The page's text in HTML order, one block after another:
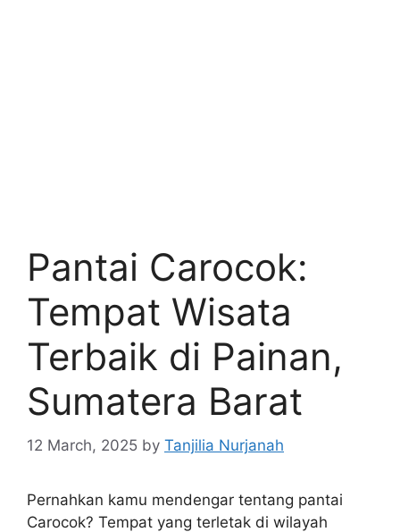
Pantai Carocok:
Tempat Wisata
Terbaik di Painan,
Sumatera Barat
12 March, 2025 by Tanjilia Nurjanah
Pernahkan kamu mendengar tentang pantai
Carocok? Tempat yang terletak di wilayah